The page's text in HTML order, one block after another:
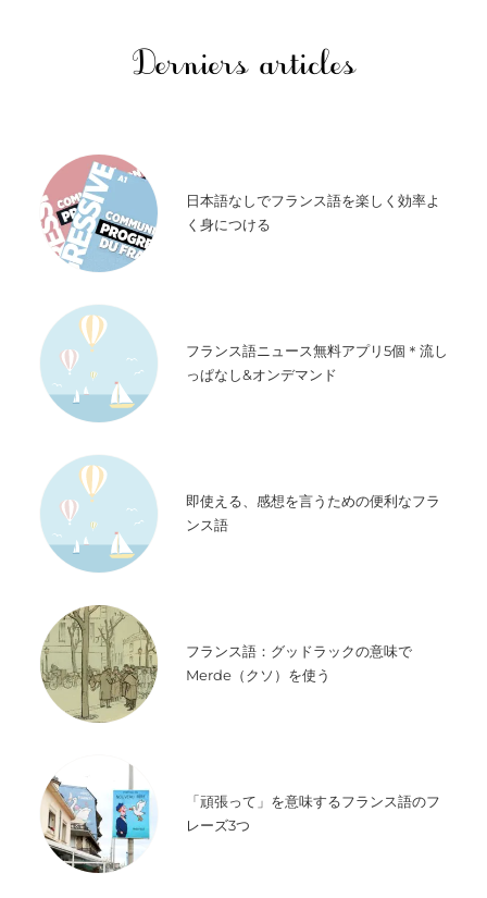
Derniers articles
日本語なしでフランス語を楽しく効率よ
く身につける
フランス語ニュース無料アプリ5個＊流し
っぱなし&オンデマンド
即使える、感想を言うための便利なフラ
ンス語
フランス語：グッドラックの意味で
Merde（クソ）を使う
「頑張って」を意味するフランス語のフ
レーズ3つ